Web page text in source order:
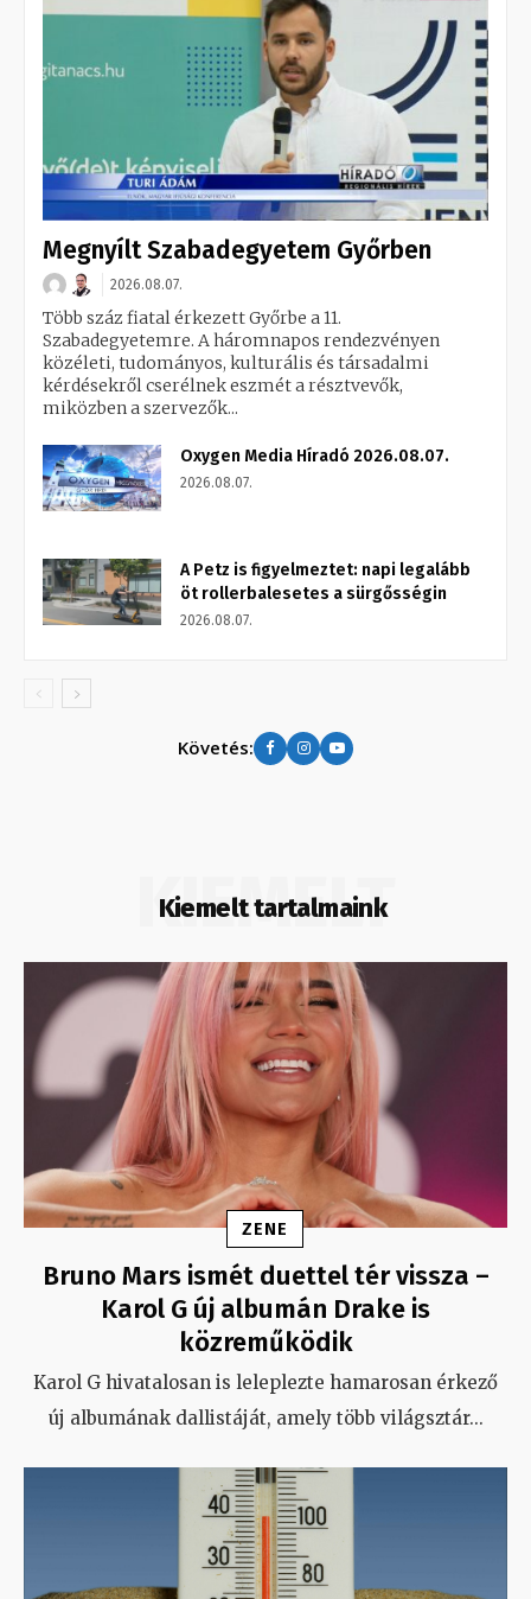
Megnyílt Szabadegyetem Győrben
2026.08.07.
Több száz fiatal érkezett Győrbe a 11.
Szabadegyetemre. A háromnapos rendezvényen
közéleti, tudományos, kulturális és társadalmi
kérdésekről cserélnek eszmét a résztvevők,
miközben a szervezők...
Oxygen Media Híradó 2026.08.07.
2026.08.07.
A Petz is figyelmeztet: napi legalább
öt rollerbalesetes a sürgősségin
2026.08.07.
Követés:
Kiemelt tartalmaink
KIEMELT
ZENE
Bruno Mars ismét duettel tér vissza –
Karol G új albumán Drake is
közreműködik
Karol G hivatalosan is leleplezte hamarosan érkező
új albumának dallistáját, amely több világsztár...